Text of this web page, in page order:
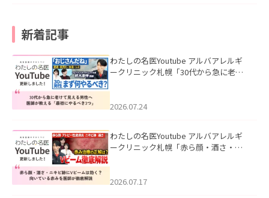
新着記事
わたしの名医Youtube アルバアレルギ
ークリニック札幌「30代から急に老け
た。
2026.07.24
わたしの名医Youtube アルバアレルギ
ークリニック札幌「赤ら顔・酒さ・ニ
した。
2026.07.17